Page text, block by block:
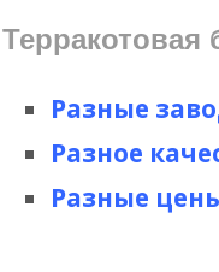
Терракотовая
Разные
Разное
Разные